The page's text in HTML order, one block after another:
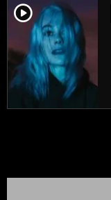
player2